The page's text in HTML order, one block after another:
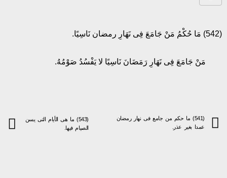
(542) مَا حُكْمُ مَنْ جَامَعَ فِى نَهَارِ رمضان نَاسِيًا.
مَنْ جَامَعَ فِى نَهَارِ رَمَضَانَ نَاسِيًا لا يَفْسُدُ صَوْمُهُ.
(541) ما حكم من جامع فى نهار رمضان
عمدا بغير عذر.
(543) ما هى الأيام التى يسن
الصيام فيها.